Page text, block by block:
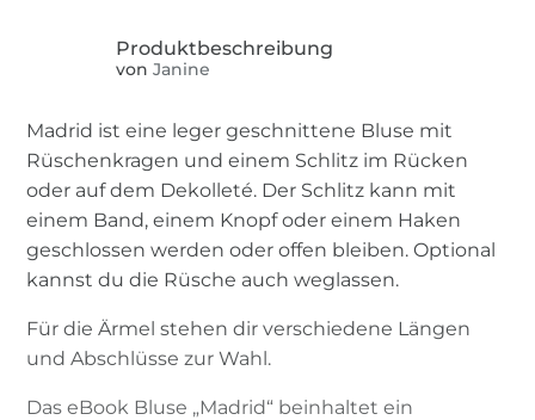
von Janine
Madrid ist eine leger geschnittene Bluse mit
Rüschenkragen und einem Schlitz im Rücken
oder auf dem Dekolleté. Der Schlitz kann mit
einem Band, einem Knopf oder einem Haken
geschlossen werden oder offen bleiben. Optional
kannst du die Rüsche auch weglassen.
Für die Ärmel stehen dir verschiedene Längen
und Abschlüsse zur Wahl.
Das eBook Bluse „Madrid“ beinhaltet ein